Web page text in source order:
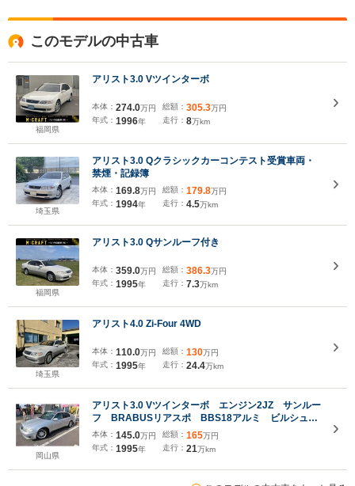
このモデルの中古車
福岡県
アリスト3.0 Vツインターボ
本体： 274.0万円
年式： 1996年
総額： 305.3万円
走行： 8万km
埼玉県
アリスト3.0 Qクラシックカーコンテスト受賞車両・
禁煙・記録簿
本体： 169.8万円
年式： 1994年
総額： 179.8万円
走行： 4.5万km
福岡県
アリスト3.0 Qサンルーフ付き
本体： 359.0万円
年式： 1995年
総額： 386.3万円
走行： 7.3万km
埼玉県
アリスト4.0 Zi-Four 4WD
本体： 110.0万円
年式： 1995年
総額： 130万円
走行： 24.4万km
岡山県
アリスト3.0 Vツインターボ エンジン2JZ サンルー
フ BRABUSリアスポ BBS18アルミ ビルシュタ
インショック 外品フォグ 外品テール TRC Pシ
ート エアコン付き 令和4年Tベルト交換済
本体： 145.0万円
年式： 1995年
総額： 165万円
走行： 21万km